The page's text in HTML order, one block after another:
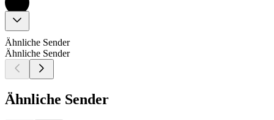
Ähnliche Sender
Ähnliche Sender
Ähnliche Sender